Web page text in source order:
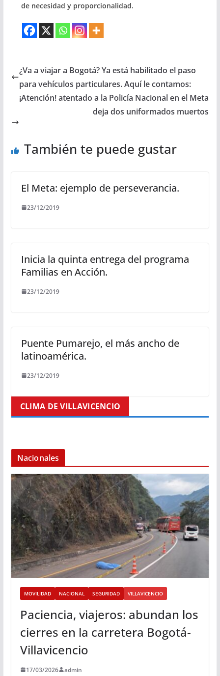
de necesidad y proporcionalidad.
¿Va a viajar a Bogotá? Ya está habilitado el paso
para vehículos particulares. Aquí le contamos:
¡Atención! atentado a la Policía Nacional en el Meta
deja dos uniformados muertos
También te puede gustar
El Meta: ejemplo de perseverancia.
23/12/2019
Inicia la quinta entrega del programa
Familias en Acción.
23/12/2019
Puente Pumarejo, el más ancho de
latinoamérica.
23/12/2019
CLIMA DE VILLAVICENCIO
Nacionales
MOVILIDAD NACIONAL SEGURIDAD VILLAVICENCIO
Paciencia, viajeros: abundan los
cierres en la carretera Bogotá-
Villavicencio
17/03/2026 admin